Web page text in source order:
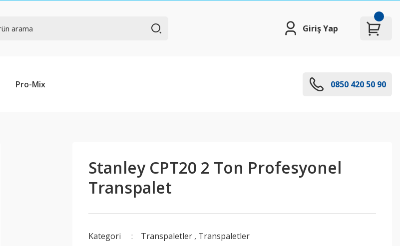
Giriş Yap
Pro-Mix 0850 420 50 90
Stanley CPT20 2 Ton Profesyonel
Transpalet
Kategori Transpaletler , Transpaletler